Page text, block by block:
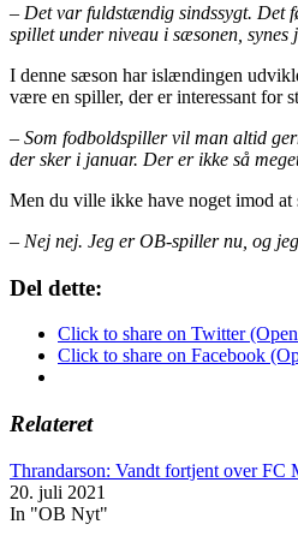
– Det var fuldstændig sindssygt. Det
spillet under niveau i sæsonen,
I denne sæson har islændingen
være en spiller, der er interessant for
– Som fodboldspiller vil man altid
der sker i januar. Der er ikke så
Men du ville ikke have noget imod
– Nej nej. Jeg er OB-spiller nu, og
Del dette:
Click to share on Twitter
Click to share on Facebook
Relateret
Thrandarson: Vandt fortjent over FC
20. juli 2021
In "OB Nyt"